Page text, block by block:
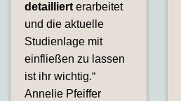
detailliert erarbeitet
und die aktuelle
Studienlage mit
einfließen zu lassen
ist ihr wichtig.“
Annelie Pfeiffer